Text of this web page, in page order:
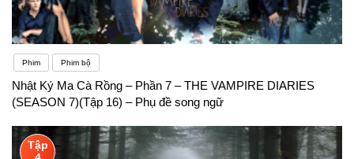
Phim Phim bộ
Nhật Ký Ma Cà Rồng – Phần 7 – THE VAMPIRE DIARIES
(SEASON 7)(Tập 16) – Phụ đề song ngữ
Tập